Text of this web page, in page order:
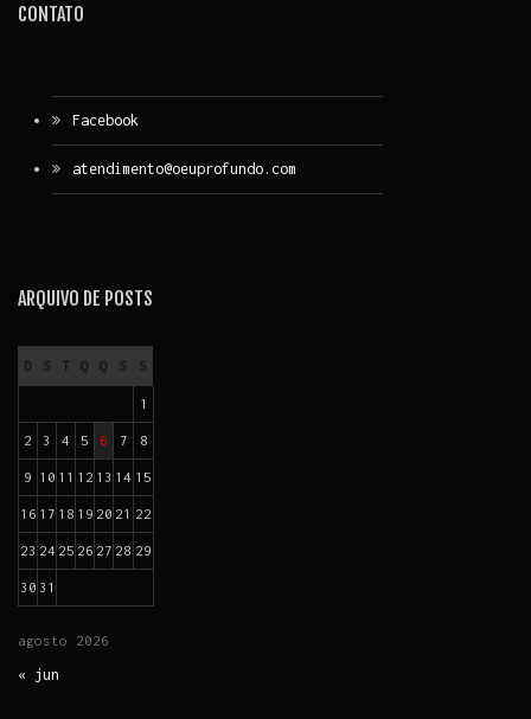
CONTATO
Facebook
atendimento@oeuprofundo.com
ARQUIVO DE POSTS
agosto 2026
D S T Q Q S S
1
2 3 4 5 6 7 8
9 10 11 12 13 14 15
16 17 18 19 20 21 22
23 24 25 26 27 28 29
30 31
« jun